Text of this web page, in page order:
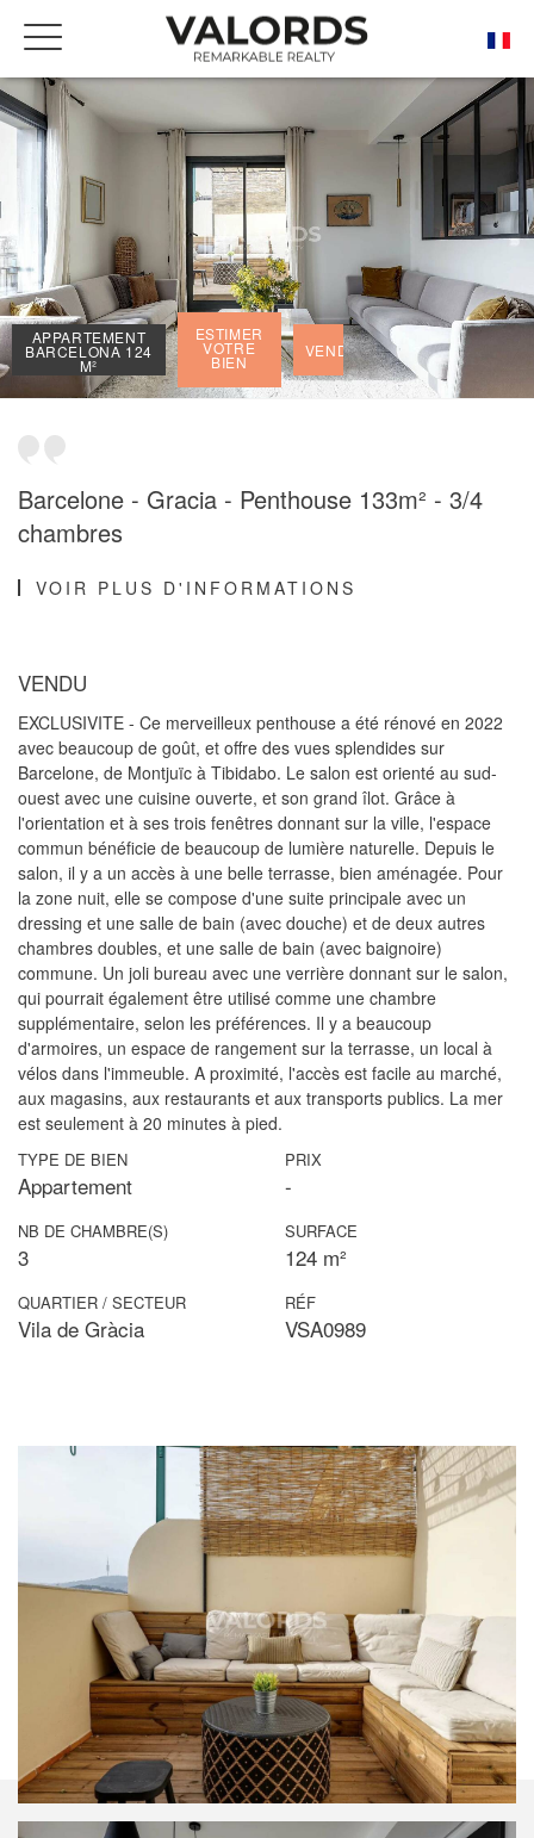
ACCUEIL APPARTEMENT BARCELONA 124 M²
APPARTEMENT
BARCELONA 124
M²
ESTIMER
VOTRE
BIEN
VENDU
Barcelone - Gracia - Penthouse 133m² - 3/4
chambres
VOIR PLUS D'INFORMATIONS
VENDU
EXCLUSIVITE - Ce merveilleux penthouse a été rénové en 2022
avec beaucoup de goût, et offre des vues splendides sur
Barcelone, de Montjuïc à Tibidabo. Le salon est orienté au sud-
ouest avec une cuisine ouverte, et son grand îlot. Grâce à
l'orientation et à ses trois fenêtres donnant sur la ville, l'espace
commun bénéficie de beaucoup de lumière naturelle. Depuis le
salon, il y a un accès à une belle terrasse, bien aménagée. Pour
la zone nuit, elle se compose d'une suite principale avec un
dressing et une salle de bain (avec douche) et de deux autres
chambres doubles, et une salle de bain (avec baignoire)
commune. Un joli bureau avec une verrière donnant sur le salon,
qui pourrait également être utilisé comme une chambre
supplémentaire, selon les préférences. Il y a beaucoup
d'armoires, un espace de rangement sur la terrasse, un local à
vélos dans l'immeuble. A proximité, l'accès est facile au marché,
aux magasins, aux restaurants et aux transports publics. La mer
est seulement à 20 minutes à pied.
TYPE DE BIEN
Appartement
PRIX
-
NB DE CHAMBRE(S)
3
SURFACE
124 m²
QUARTIER / SECTEUR
Vila de Gràcia
RÉF
VSA0989